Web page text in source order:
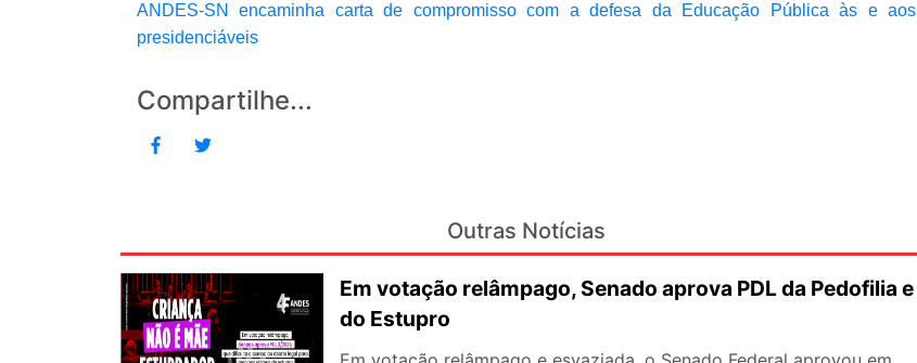
ANDES-SN encaminha carta de compromisso com a defesa da Educação Pública às e aos
presidenciáveis
Compartilhe...
Outras Notícias
Em votação relâmpago, Senado aprova PDL da Pedofilia e
do Estupro